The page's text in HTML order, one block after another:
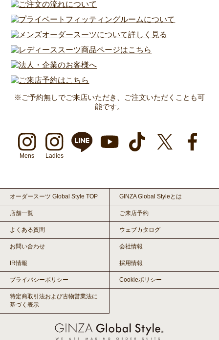
※ご予約無しでご来店いただき、ご注文いただくことも可
能です。
Mens Ladies
オーダースーツ Global Style TOP GINZA Global Styleとは
店舗一覧 ご来店予約
よくある質問 ウェブカタログ
お問い合わせ 会社情報
IR情報 採用情報
プライバシーポリシー Cookieポリシー
特定商取引法および古物営業法に
基づく表示